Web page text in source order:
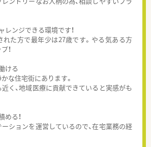
レンジできる環境です！
た方で最年少は27歳です。やる気ある方
！
ける
な住宅街にあります。
く、地域医療に貢献できていると実感がも
める！
ションを運営しているので、在宅業務の経